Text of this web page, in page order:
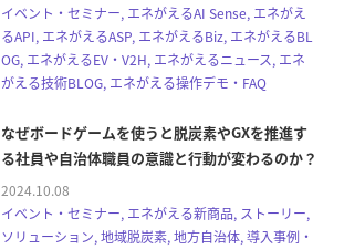
イベント・セミナー, エネがえるAI Sense, エネがえ
るAPI, エネがえるASP, エネがえるBiz, エネがえるBL
OG, エネがえるEV・V2H, エネがえるニュース, エネ
がえる技術BLOG, エネがえる操作デモ・FAQ
なぜボードゲームを使うと脱炭素やGXを推進す
る社員や自治体職員の意識と行動が変わるのか？
2024.10.08
イベント・セミナー, エネがえる新商品, ストーリー,
ソリューション, 地域脱炭素, 地方自治体, 導入事例・